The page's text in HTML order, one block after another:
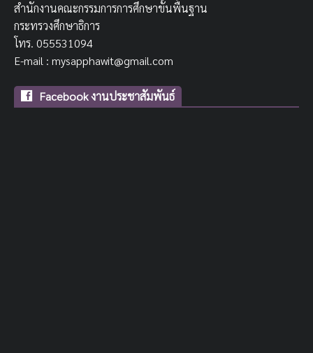
สำนักงานคณะกรรมการการศึกษาขั้นพื้นฐาน
กระทรวงศึกษาธิการ
โทร. 055531094
E-mail : mysapphawit@gmail.com
Facebook งานประชาสัมพันธ์